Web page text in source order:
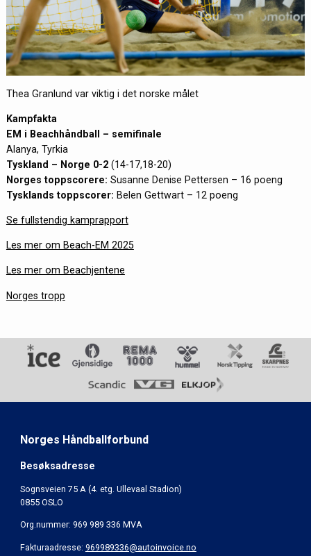
Thea Granlund var viktig i det norske målet
Kampfakta
EM i Beachhåndball – semifinale
Alanya, Tyrkia
Tyskland – Norge 0-2 (14-17,18-20)
Norges toppscorere: Susanne Denise Pettersen – 16 poeng
Tysklands toppscorer: Belen Gettwart – 12 poeng
Se fullstendig kamprapport
Les mer om Beach-EM 2025
Les mer om Beachjentene
Norges tropp
Norges Håndballforbund
Besøksadresse
Sognsveien 75 A (4. etg. Ullevaal Stadion)
0855 OSLO
Org.nummer: 969 989 336 MVA
Fakturaadresse: 969989336@autoinvoice.no